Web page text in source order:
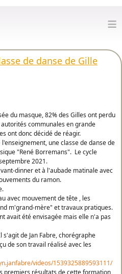
≡
de danse de Gille
du masque, 82% des Gilles ont perdu
communales en grande
ont donc décidé de réagir.
une classe de danse de
"René Borremans". Le cycle
2021.
dinner et à l'aubade matinale avec
du ramon.
avec mouvement de tête , les
m'grand-mère" et travaux pratiques.
avait été envisagée mais elle n'a pas
de Jan Fabre, chorégraphe
de son travail réalisé avec les
videos/1539325889593111/